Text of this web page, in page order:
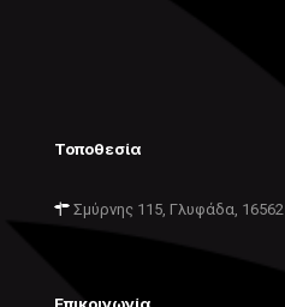
Τοποθεσία
Σμύρνης 115, Γλυφάδα, 16562